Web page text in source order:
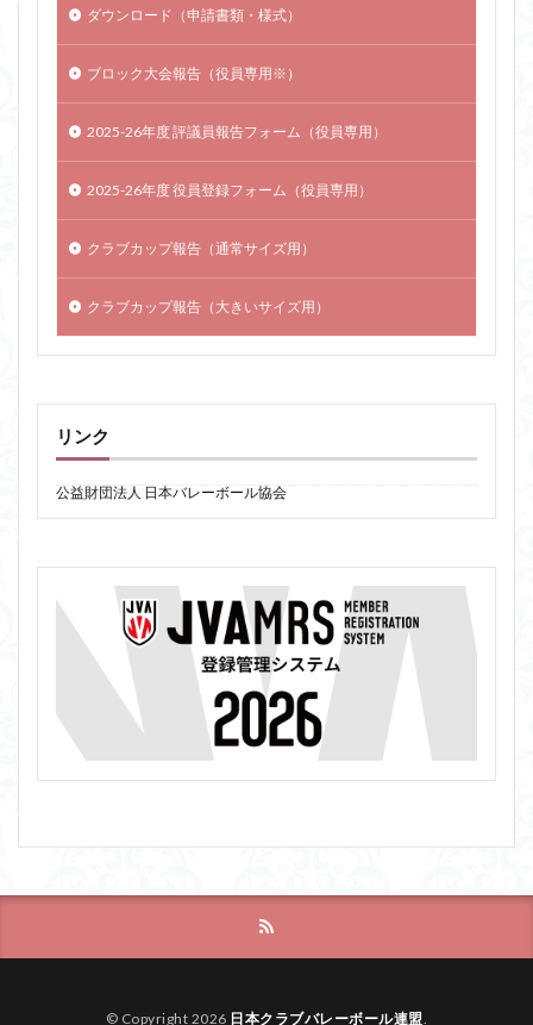
ダウンロード（申請書類・様式）
ブロック大会報告（役員専用※）
2025-26年度 評議員報告フォーム（役員専用）
2025-26年度 役員登録フォーム（役員専用）
クラブカップ報告（通常サイズ用）
クラブカップ報告（大きいサイズ用）
リンク
公益財団法人 日本バレーボール協会
© Copyright 2026 日本クラブバレーボール連盟